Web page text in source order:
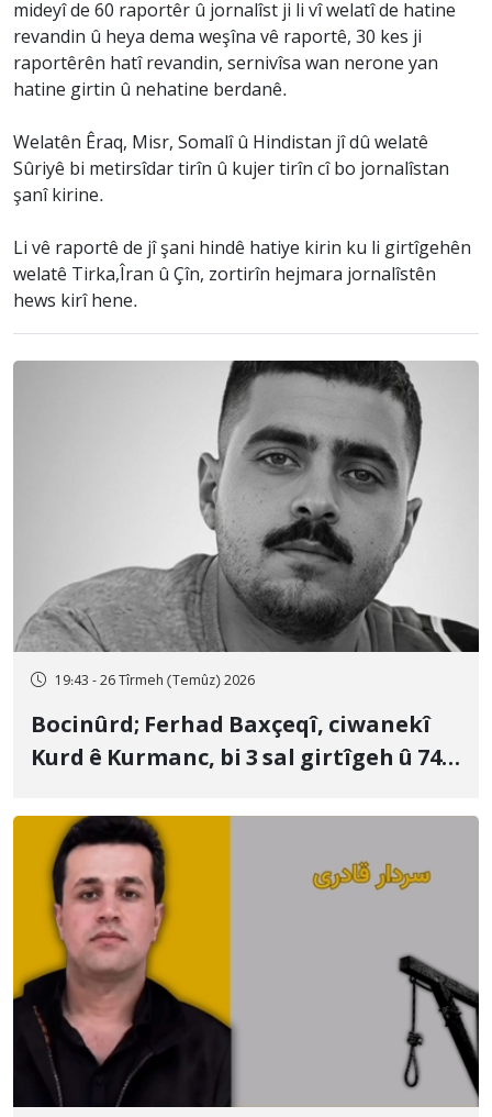
mideyî de 60 raportêr û jornalîst ji li vî welatî de hatine
revandin û heya dema weşîna vê raportê, 30 kes ji
raportêrên hatî revandin, sernivîsa wan nerone yan
hatine girtin û nehatine berdanê.
Welatên Êraq, Misr, Somalî û Hindistan jî dû welatê
Sûriyê bi metirsîdar tirîn û kujer tirîn cî bo jornalîstan
şanî kirine.
Li vê raportê de jî şani hindê hatiye kirin ku li girtîgehên
welatê Tirka,Îran û Çîn, zortirîn hejmara jornalîstên
hews kirî hene.
19:43 - 26 Tîrmeh (Temûz) 2026
Bocinûrd; Ferhad Baxçeqî, ciwanekî
Kurd ê Kurmanc, bi 3 sal girtîgeh û 74